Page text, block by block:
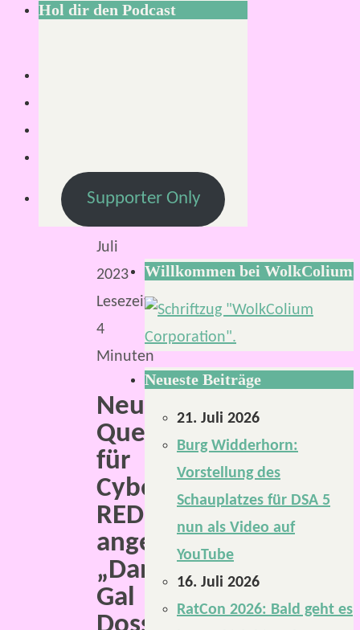
2023
Juli
2023
Lesezeit:
4
Minuten
Neues
Quellenbuch
für
Cyberpunk
RED
angekündigt:
„Danger
Gal
Hol dir den Podcast
Supporter Only
Willkommen bei WolkColium
Neueste Beiträge
21. Juli 2026
Burg Widderhorn:
Vorstellung des
Schauplatzes für DSA 5
nun als Video auf
YouTube
16. Juli 2026
RatCon 2026: Bald geht es